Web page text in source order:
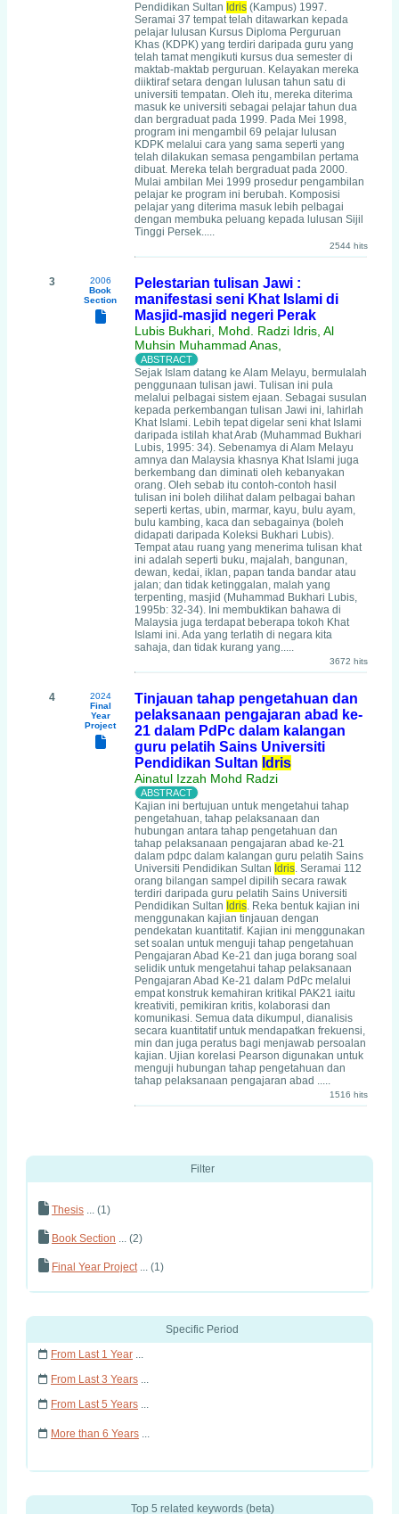
Pendidikan Sultan Idris (Kampus) 1997.
Seramai 37 tempat telah ditawarkan kepada
pelajar lulusan Kursus Diploma Perguruan
Khas (KDPK) yang terdiri daripada guru yang
telah tamat mengikuti kursus dua semester di
maktab-maktab perguruan. Kelayakan mereka
diiktiraf setara dengan lulusan tahun satu di
universiti tempatan. Oleh itu, mereka diterima
masuk ke universiti sebagai pelajar tahun dua
dan bergraduat pada 1999. Pada Mei 1998,
program ini mengambil 69 pelajar lulusan
KDPK melalui cara yang sama seperti yang
telah dilakukan semasa pengambilan pertama
dibuat. Mereka telah bergraduat pada 2000.
Mulai ambilan Mei 1999 prosedur pengambilan
pelajar ke program ini berubah. Komposisi
pelajar yang diterima masuk lebih pelbagai
dengan membuka peluang kepada lulusan Sijil
Tinggi Persek.....
2544 hits
3
2006
Book
Section
Pelestarian tulisan Jawi :
manifestasi seni Khat Islami di
Masjid-masjid negeri Perak
Lubis Bukhari, Mohd. Radzi Idris, Al
Muhsin Muhammad Anas,
Sejak Islam datang ke Alam Melayu, bermulalah
penggunaan tulisan jawi. Tulisan ini pula
melalui pelbagai sistem ejaan. Sebagai susulan
kepada perkembangan tulisan Jawi ini, lahirlah
Khat Islami. Lebih tepat digelar seni khat Islami
daripada istilah khat Arab (Muhammad Bukhari
Lubis, 1995: 34). Sebenamya di Alam Melayu
amnya dan Malaysia khasnya Khat Islami juga
berkembang dan diminati oleh kebanyakan
orang. Oleh sebab itu contoh-contoh hasil
tulisan ini boleh dilihat dalam pelbagai bahan
seperti kertas, ubin, marmar, kayu, bulu ayam,
bulu kambing, kaca dan sebagainya (boleh
didapati daripada Koleksi Bukhari Lubis).
Tempat atau ruang yang menerima tulisan khat
ini adalah seperti buku, majalah, bangunan,
dewan, kedai, iklan, papan tanda bandar atau
jalan; dan tidak ketinggalan, malah yang
terpenting, masjid (Muhammad Bukhari Lubis,
1995b: 32-34). Ini membuktikan bahawa di
Malaysia juga terdapat beberapa tokoh Khat
Islami ini. Ada yang terlatih di negara kita
sahaja, dan tidak kurang yang.....
3672 hits
4
2024
Final
Year
Project
Tinjauan tahap pengetahuan dan
pelaksanaan pengajaran abad ke-
21 dalam PdPc dalam kalangan
guru pelatih Sains Universiti
Pendidikan Sultan Idris
Ainatul Izzah Mohd Radzi
Kajian ini bertujuan untuk mengetahui tahap
pengetahuan, tahap pelaksanaan dan
hubungan antara tahap pengetahuan dan
tahap pelaksanaan pengajaran abad ke-21
dalam pdpc dalam kalangan guru pelatih Sains
Universiti Pendidikan Sultan Idris. Seramai 112
orang bilangan sampel dipilih secara rawak
terdiri daripada guru pelatih Sains Universiti
Pendidikan Sultan Idris. Reka bentuk kajian ini
menggunakan kajian tinjauan dengan
pendekatan kuantitatif. Kajian ini menggunakan
set soalan untuk menguji tahap pengetahuan
Pengajaran Abad Ke-21 dan juga borang soal
selidik untuk mengetahui tahap pelaksanaan
Pengajaran Abad Ke-21 dalam PdPc melalui
empat konstruk kemahiran kritikal PAK21 iaitu
kreativiti, pemikiran kritis, kolaborasi dan
komunikasi. Semua data dikumpul, dianalisis
secara kuantitatif untuk mendapatkan frekuensi,
min dan juga peratus bagi menjawab persoalan
kajian. Ujian korelasi Pearson digunakan untuk
menguji hubungan tahap pengetahuan dan
tahap pelaksanaan pengajaran abad .....
1516 hits
Filter
Thesis ... (1)
Book Section ... (2)
Final Year Project... (1)
Specific Period
From Last 1 Year ...
From Last 3 Years ...
From Last 5 Years ...
More than 6 Years ...
Top 5 related keywords (beta)